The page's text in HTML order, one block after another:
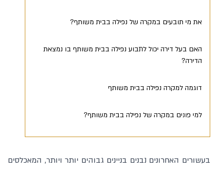
את מי תובעים במקרה של נפילה בבית משותף?
האם בעל דירה יכול לתבוע נפילה בבית משותף בו נמצאת
הדירה?
דוגמה למקרה נפילה בבית משותף
למי פונים במקרה של נפילה בבית משותף?
בעשורים האחרונים נבנים בניינים גבוהים יותר ויותר, המאכלסים